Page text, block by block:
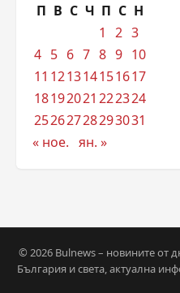
П В С Ч П С Н
1
2 3
4 5 6 7 8 9 10
11 121314151617
18192021 222324
25262728293031
« ное. ян. »
© 2026 Bulnews – новините от
България и света, актуална